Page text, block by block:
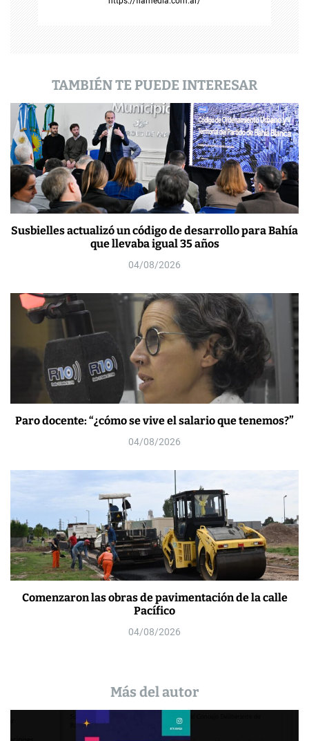
TAMBIÉN TE PUEDE INTERESAR
Susbielles actualizó un código de desarrollo para Bahía
que llevaba igual 35 años
04/08/2026
Paro docente: “¿cómo se vive el salario que tenemos?”
04/08/2026
Comenzaron las obras de pavimentación de la calle
Pacífico
04/08/2026
Más del autor